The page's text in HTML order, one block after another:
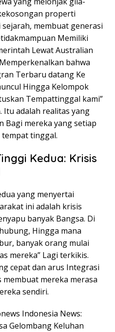
properti
membuat generasi
Memiliki
Lewat Australian
bahwa
Terbaru datang Ke
Hingga Kelompok
Tempattinggal kami”
Itu adalah realitas yang
Bagi mereka yang setiap
tinggal.
Kedua: Krisis
yang menyertai
ini adalah krisis
banyak Bangsa. Di
Hingga mana
banyak orang mulai
mereka” Lagi terkikis.
cepat dan arus Integrasi
mereka merasa
sendiri.
Indonesia News:
Gelombang Keluhan